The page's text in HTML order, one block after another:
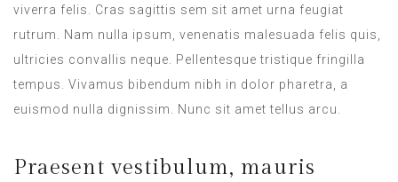
viverra felis. Cras sagittis sem sit amet urna feugiat
rutrum. Nam nulla ipsum, venenatis malesuada felis quis,
ultricies convallis neque. Pellentesque tristique fringilla
tempus. Vivamus bibendum nibh in dolor pharetra, a
euismod nulla dignissim. Nunc sit amet tellus arcu.
Praesent vestibulum, mauris